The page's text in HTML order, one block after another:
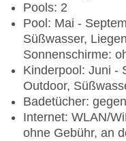
Pools: 2
Pool: Mai -
Süßwasser,
Sonnenschirme:
Kinderpool: Juni -
Outdoor,
Badetücher:
Internet: WLAN/
ohne Gebühr, an